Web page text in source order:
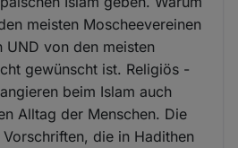
meisten Moscheevereinen
UND von den meisten
gewünscht ist. Religiös -
beim Islam auch
Alltag der Menschen. Die
die in Hadithen